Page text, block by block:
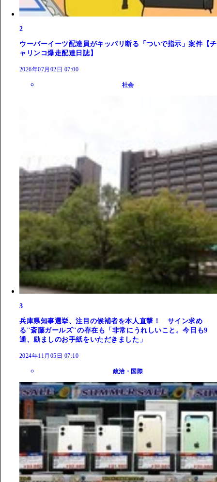
2
ウーバーイーツ配達員がキッパリ断る「ついで指示」案件【チ
ャリンコ爆走配達日誌】
2026年07月02日 07:00
社会
3
兵庫県知事選挙、注目の候補者を本人直撃！ サイン求め
る"斎藤ガールズ"の存在も「非常にうれしいこと。今日も9
通、励ましのお手紙をいただきました」
2024年11月05日 07:10
政治・国際